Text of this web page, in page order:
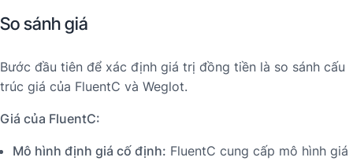
So sánh giá
Bước đầu tiên để xác định giá trị đồng tiền là so sánh cấu
trúc giá của FluentC và Weglot.
Giá của FluentC:
Mô hình định giá cố định: FluentC cung cấp mô hình giá